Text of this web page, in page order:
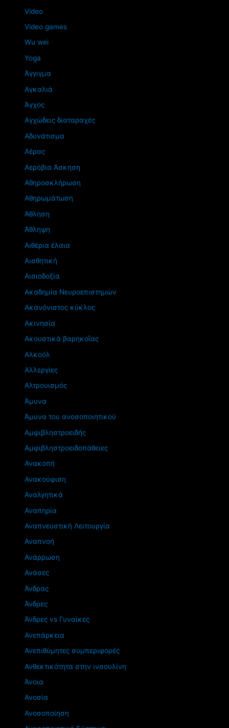
Video
Video games
Wu wei
Yoga
Άγγιγμα
Αγκαλιά
Άγχος
Αγχώδεις διαταραχές
Αδυνάτισμα
Αέρας
Αερόβια Άσκηση
Αθηροσκλήρωση
Αθηρωμάτωση
Άθληση
Άθληψη
Αιθέρια έλαια
Αισθητική
Αισιοδοξία
Ακαδημία Νευροεπιστημών
Ακανόνιστος κύκλος
Ακινησία
Ακουστικά βαρηκοΐας
Αλκοόλ
Αλλεργίες
Αλτρουισμός
Άμυνα
Άμυνα του ανοσοποιητικού
Αμφιβληστροειδής
Αμφιβληστροειδοπάθειες
Ανακοπή
Ανακούφιση
Αναλγητικά
Αναπηρία
Αναπνευστική Λειτουργία
Αναπνοή
Ανάρρωση
Ανάσες
Άνδρας
Άνδρες
Άνδρες vs Γυναίκες
Ανεπάρκεια
Ανεπιθύμητες συμπεριφορές
Ανθεκτικότητα στην ινσουλίνη
Άνοια
Ανοσία
Ανοσοποίηση